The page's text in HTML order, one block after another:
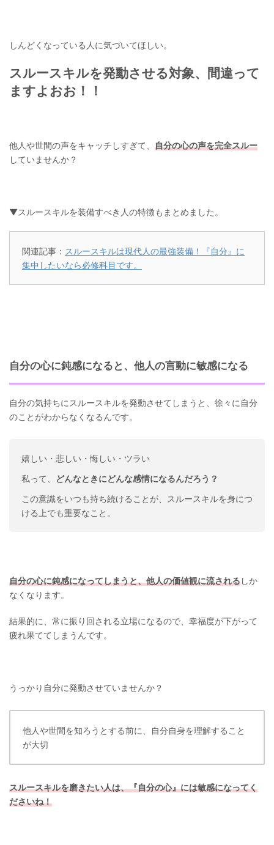
しんどくなっている人に気づいてほしい。
スルースキルを発動させる対象、間違って
ますよおお！！
他人や世間の声をキャッチしすぎて、 自分の心の声を完全スルー
していませんか？
▼スルースキルを装備すべき人の特徴もまとめました。
関連記事： スルースキルは現代人の最強装備！『自分』に
集中したいなら必修科目です。
自分の心に鈍感になると、他人の言動に敏感になる
自分の気持ちにスルースキルを発動させてしまうと、徐々に自分
のことがわからなくなるんです。
嬉しい・悲しい・悔しい・ツラい
私って、
どんなときにどんな感情になるんだろう？
この意識をいつも持ち続けることが、スルースキルを身につ
ける上でも重要なこと。
自分の心に鈍感になってしまうと、他人の価値観に流されるしか
なくなります。
結果的に、常に振り回される立場になるので、幸福度が下がって
疲れ果ててしまうんです。
うっかり自分に発動させていませんか？
他人や世間を知ろうとする前に、自分自身を理解すること
が大切
スルースキルを磨きたい人は、『自分の心』には敏感になってく
ださいね！